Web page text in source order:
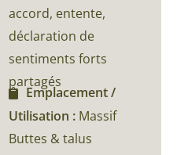
accord, entente,
déclaration de
sentiments forts
partagés
Emplacement /
Utilisation : Massif
Buttes & talus